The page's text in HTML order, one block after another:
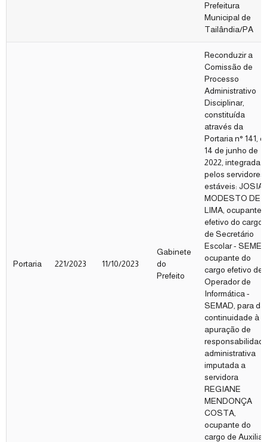
Prefeitura
Municipal de
Tailândia/PA
Portaria 221/2023 11/10/2023
Gabinete
do
Prefeito
Reconduzir a
Comissão de
Processo
Administrativo
Disciplinar,
constituída
através da
Portaria n° 141,
14 de junho de
2022, integrada
pelos servidores
estáveis:
MODESTO DE
LIMA, ocupante
efetivo do cargo
de Secretário
Escolar -
ocupante do
cargo efetivo de
Operador de
Informática -
SEMAD, para dar
continuidade à
apuração de
administrativa
imputada a
servidora
REGIANE
MENDONÇA
COSTA,
ocupante do
cargo de Auxiliar